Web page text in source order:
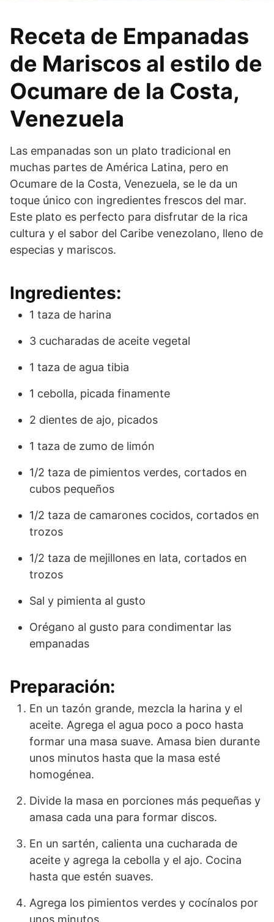
Receta de Empanadas
de Mariscos al estilo de
Ocumare de la Costa,
Venezuela
Las empanadas son un plato tradicional en
muchas partes de América Latina, pero en
Ocumare de la Costa, Venezuela, se le da un
toque único con ingredientes frescos del mar.
Este plato es perfecto para disfrutar de la rica
cultura y el sabor del Caribe venezolano, lleno de
especias y mariscos.
Ingredientes:
1 taza de harina
3 cucharadas de aceite vegetal
1 taza de agua tibia
1 cebolla, picada finamente
2 dientes de ajo, picados
1 taza de zumo de limón
1/2 taza de pimientos verdes, cortados en
cubos pequeños
1/2 taza de camarones cocidos, cortados en
trozos
1/2 taza de mejillones en lata, cortados en
trozos
Sal y pimienta al gusto
Orégano al gusto para condimentar las
empanadas
Preparación:
En un tazón grande, mezcla la harina y el
aceite. Agrega el agua poco a poco hasta
formar una masa suave. Amasa bien durante
unos minutos hasta que la masa esté
homogénea.
Divide la masa en porciones más pequeñas y
amasa cada una para formar discos.
En un sartén, calienta una cucharada de
aceite y agrega la cebolla y el ajo. Cocina
hasta que estén suaves.
Agrega los pimientos verdes y cocínalos por
unos minutos.